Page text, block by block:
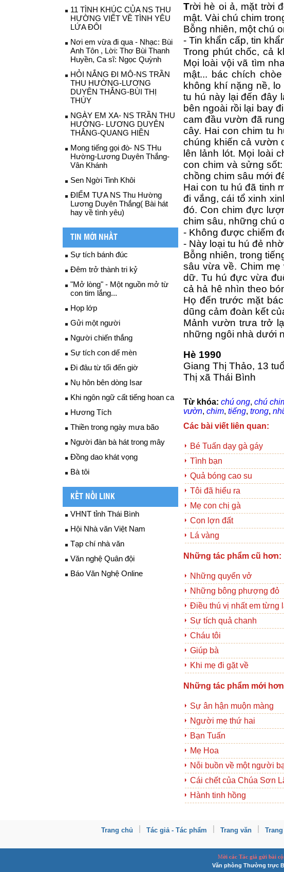
11 TÌNH KHÚC CỦA NS THU
HƯỜNG VIẾT VỀ TÌNH YÊU
LỨA ĐÔI
Nơi em vừa đi qua - Nhạc: Bùi
Anh Tôn , Lời: Thơ Bùi Thanh
Huyền, Ca sĩ: Ngọc Quỳnh
HỎI NẮNG ĐI MÔ-NS TRẦN
THU HƯỜNG-LƯƠNG
DUYÊN THẮNG-BÙI THỊ
THÚY
NGÀY EM XA- NS TRẦN THU
HƯỜNG- LƯƠNG DUYÊN
THẮNG-QUANG HIỀN
Mong tiếng gọi đò- NS THu
Hường-Lương Duyên Thắng-
Vân Khánh
Sen Ngời Tinh Khôi
ĐIỂM TỰA NS Thu Hường
Lương Duyên Thắng( Bài hát
hay về tình yêu)
TIN MỚI NHẤT
Sự tích bánh đúc
Đêm trở thành tri kỷ
"Mở lòng" - Một nguồn mở từ
con tim lắng...
Họp lớp
Gửi một người
Người chiến thắng
Sự tích con dế mèn
Đi đâu từ tối đến giờ
Nụ hôn bên dòng Isar
Khi ngôn ngữ cất tiếng hoan ca
Hương Tích
Thiền trong ngày mưa bão
Người đàn bà hát trong mây
Đồng dao khát vọng
Bà tôi
KẾT NỐI LINK
VHNT tỉnh Thái Bình
Hội Nhà văn Việt Nam
Tạp chí nhà văn
Văn nghệ Quân đội
Báo Văn Nghệ Online
Trời hè oi ả, mặt trời
mật. Vài chú chim
Bỗng nhiên, một chú
- Tin khẩn cấp, tin
Trong phút chốc, cả
Mọi loài vội vã tìm
mật... bác chích
không khí nặng nề,
tu hú này lại đến đây
bên ngoài rồi lại bay
cam đầu vườn đã
cây. Hai con chim tu
chúng khiến cả vườn
lên lảnh lót. Mọi loài
con chim và sửng
chồng chim sâu mới
Hai con tu hú đã tinh
đi vắng, cái tổ xinh
đó. Con chim đực
chim sâu, những chú
- Không được chiếm
- Này loại tu hú đẻ
Bỗng nhiên, trong
sâu vừa về. Chim mẹ
dữ. Tu hú đực vừa
cả hả hê nhìn theo
Họ đến trước mặt
dũng cảm đoàn kết
Mảnh vườn trưa trở
những ngôi nhà dưới
Hè 1990
Giang Thị Thảo, 13
Thị xã Thái Bình
Từ khóa: chú ong, chú
vườn, chim, tiếng, trong,
Các bài viết liên quan:
Bé Tuấn dạy gà gáy
Tình bạn
Quả bóng cao su
Tôi đã hiểu ra
Mẹ con chị gà
Con lợn đất
Lá vàng
Những tác phẩm cũ hơn:
Những quyển vở
Những bông phượng đỏ
Điều thú vị nhất em từng
Sự tích quả chanh
Cháu tôi
Giúp bà
Khi mẹ đi gặt về
Những tác phẩm mới
Sự ân hận muộn màng
Người mẹ thứ hai
Bạn Tuấn
Mẹ Hoa
Nỗi buồn về một người
Cái chết của Chúa Sơn
Hành tinh hồng
Trang chủ Tác giả - Tác phẩm Trang văn
Mời các Tác giả gửi bài
Văn phòng Thường trực